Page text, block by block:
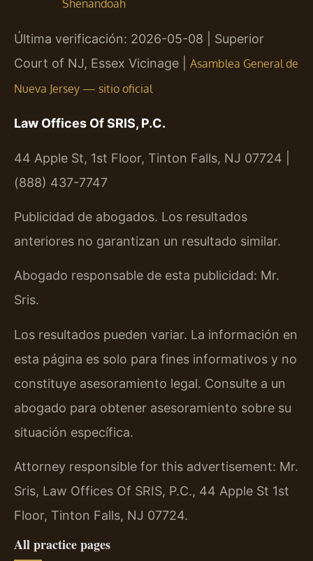
Shenandoah
Última verificación: 2026-05-08 | Superior
Court of NJ, Essex Vicinage | Asamblea General de
Nueva Jersey — sitio oficial
Law Offices Of SRIS, P.C.
44 Apple St, 1st Floor, Tinton Falls, NJ 07724 |
(888) 437-7747
Publicidad de abogados. Los resultados
anteriores no garantizan un resultado similar.
Abogado responsable de esta publicidad: Mr.
Sris.
Los resultados pueden variar. La información en
esta página es solo para fines informativos y no
constituye asesoramiento legal. Consulte a un
abogado para obtener asesoramiento sobre su
situación específica.
Attorney responsible for this advertisement: Mr.
Sris, Law Offices Of SRIS, P.C., 44 Apple St 1st
Floor, Tinton Falls, NJ 07724.
All practice pages